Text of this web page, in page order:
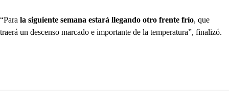
“Para la siguiente semana estará llegando otro frente frío, que
traerá un descenso marcado e importante de la temperatura”, finalizó.